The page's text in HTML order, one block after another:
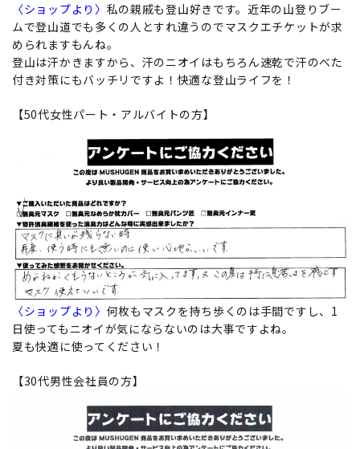
〈ショップより〉 私の親戚も登山好きです。近年の山登りブー
ムで登山道でも多くの人とすれ違うのでマスクエチケットが求
められますもんね。
登山は汗かきますから、汗のニオイはもちろん速乾で汗のべた
付き対策にもバッチリですよ！快適な登山ライフを！
【50代女性パート・アルバイトの方】
〈ショップより〉 何枚もマスクを持ち歩くのは手間ですし、1
日使ってもニオイが気にならないのは大事ですよね。
夏も快適に使ってください！
【30代男性会社員の方】